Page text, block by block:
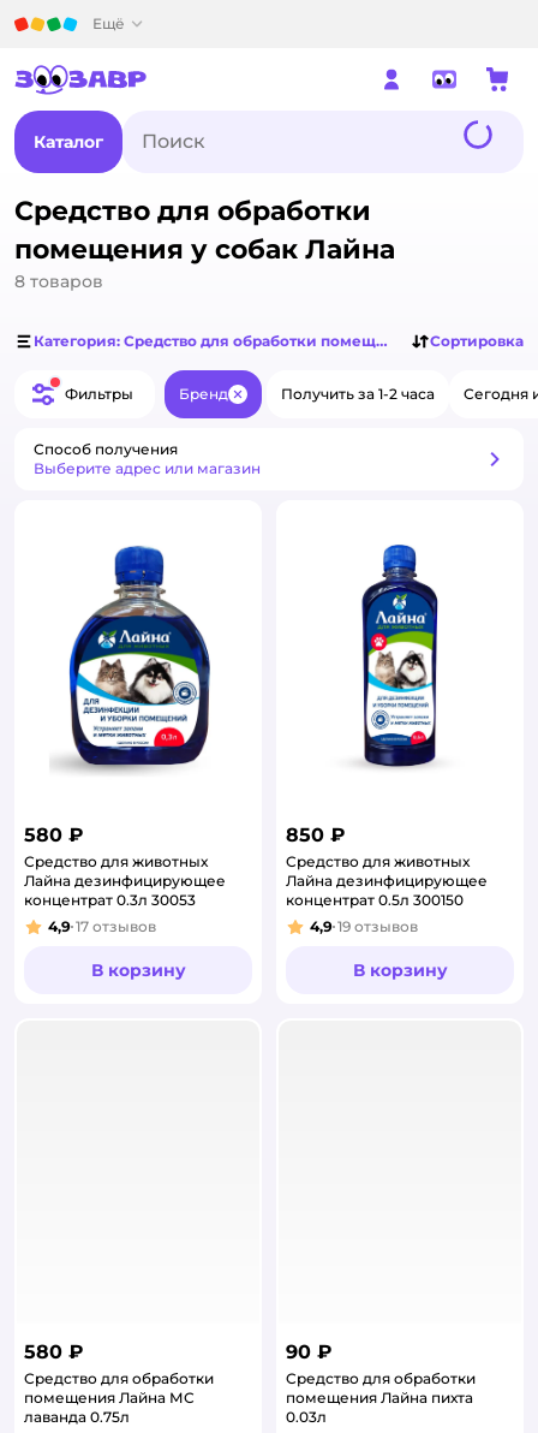
Ещё
Каталог
Средство для обработки
помещения у собак Лайна
8 товаров
Категория: Средство для обработки помещения у собакСортировка
Фильтры Бренд ЗакрытьПолучить за 1-2 часа Сегодня
Способ получения
Выберите адрес или магазин
580 ₽
Средство для животных
Лайна дезинфицирующее
концентрат 0.3л 30053
Рейтинг:
4,9 17 отзывов
В корзину
850 ₽
Средство для животных
Лайна дезинфицирующее
концентрат 0.5л 300150
Рейтинг:
4,9 19 отзывов
В корзину
580 ₽
Средство для обработки
помещения Лайна МС
лаванда 0.75л
90 ₽
Средство для обработки
помещения Лайна пихта
0.03л